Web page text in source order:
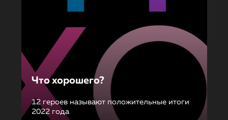
Что хорошего?
12 героев называют положительные итоги
2022 года